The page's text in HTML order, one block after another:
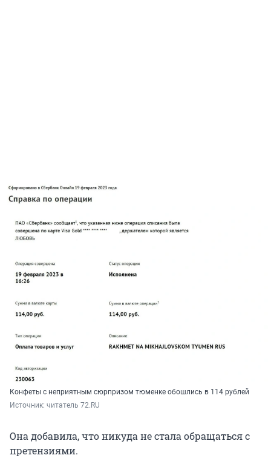
Конфеты с неприятным сюрпризом тюменке обошлись в 114 рублей
Источник: читатель 72.RU
Она добавила, что никуда не стала обращаться с
претензиями.